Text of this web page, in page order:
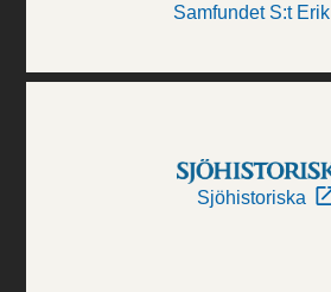
Samfundet S:t Erik
Sjöhistoriska